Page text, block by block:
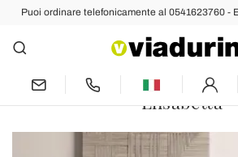
Puoi ordinare telefonicamente al 0541623760 -
Indietro
Madia da Interno
Quadrettate
Elisabetta